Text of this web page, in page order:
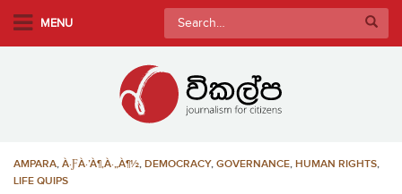
MENU
Search
for:
AMPARA, À·ƑÀ·’À¶‚À·„À¶½, DEMOCRACY, GOVERNANCE, HUMAN RIGHTS,
LIFE QUIPS